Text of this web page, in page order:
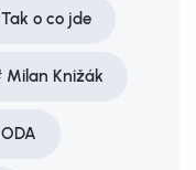
Tak o co jde
Milan Knižák
ODA